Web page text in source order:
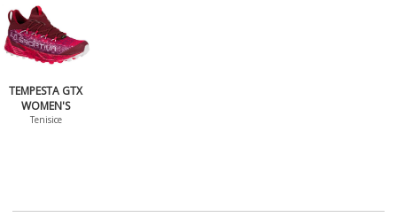
TEMPESTA GTX
WOMEN'S
Tenisice